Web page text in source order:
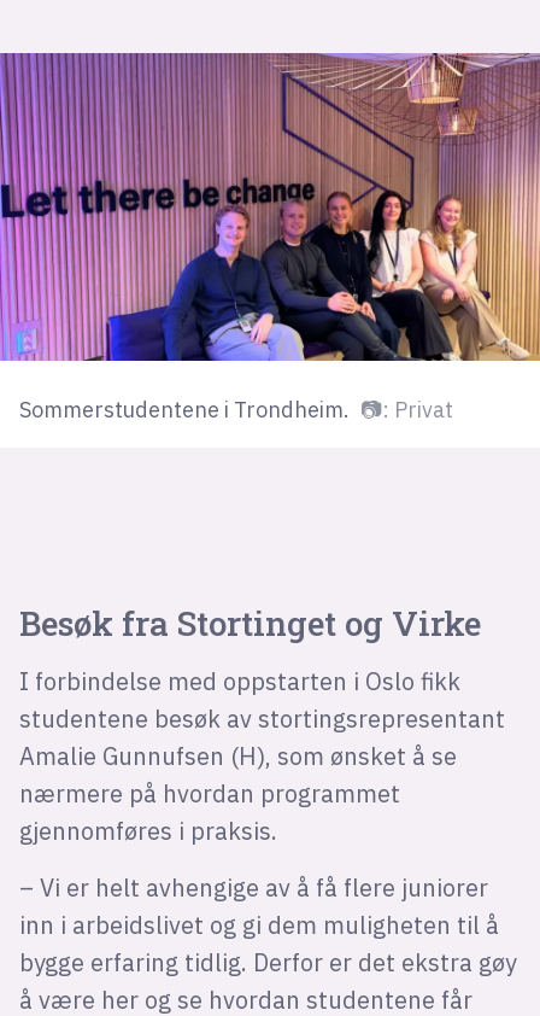
Sommerstudentene i Trondheim. 📷: Privat
Besøk fra Stortinget og Virke
I forbindelse med oppstarten i Oslo fikk
studentene besøk av stortingsrepresentant
Amalie Gunnufsen (H), som ønsket å se
nærmere på hvordan programmet
gjennomføres i praksis.
– Vi er helt avhengige av å få flere juniorer
inn i arbeidslivet og gi dem muligheten til å
bygge erfaring tidlig. Derfor er det ekstra gøy
å være her og se hvordan studentene får